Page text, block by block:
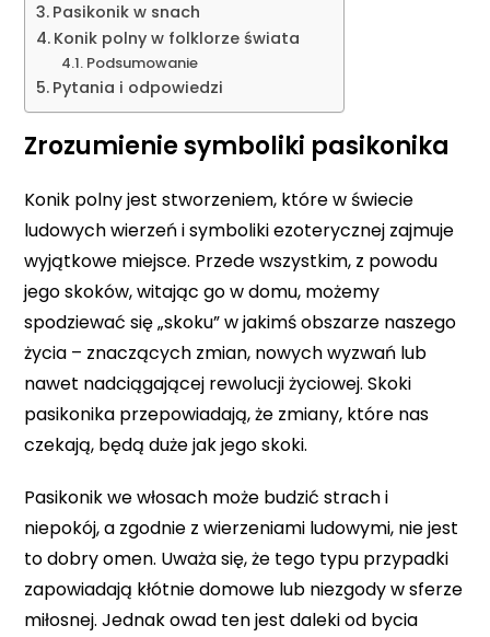
Pasikonik w snach
Konik polny w folklorze świata
Podsumowanie
Pytania i odpowiedzi
Zrozumienie symboliki pasikonika
Konik polny jest stworzeniem, które w świecie
ludowych wierzeń i symboliki ezoterycznej zajmuje
wyjątkowe miejsce. Przede wszystkim, z powodu
jego skoków, witając go w domu, możemy
spodziewać się „skoku” w jakimś obszarze naszego
życia – znaczących zmian, nowych wyzwań lub
nawet nadciągającej rewolucji życiowej. Skoki
pasikonika przepowiadają, że zmiany, które nas
czekają, będą duże jak jego skoki.
Pasikonik we włosach może budzić strach i
niepokój, a zgodnie z wierzeniami ludowymi, nie jest
to dobry omen. Uważa się, że tego typu przypadki
zapowiadają kłótnie domowe lub niezgody w sferze
miłosnej. Jednak owad ten jest daleki od bycia